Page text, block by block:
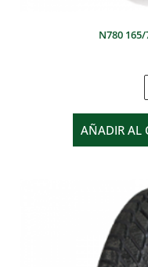
N780 165/
AÑADIR AL